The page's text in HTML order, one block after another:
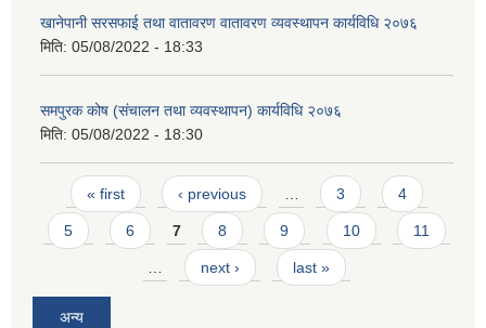
खानेपानी सरसफाई तथा वातावरण वातावरण व्यवस्थापन कार्यविधि २०७६
मिति: 05/08/2022 - 18:33
समपुरक कोष (संचालन तथा व्यवस्थापन) कार्यविधि २०७६
मिति: 05/08/2022 - 18:30
Pages
« first ‹ previous 3 4
5 6 7 8 9 10 11
next › last »
अन्य